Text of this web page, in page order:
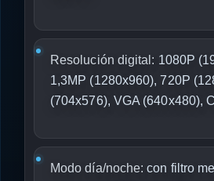
Resolución digital: 1080P
1,3MP (1280x960), 720P
(704x576), VGA (640x480),
Modo día/noche: con filtro